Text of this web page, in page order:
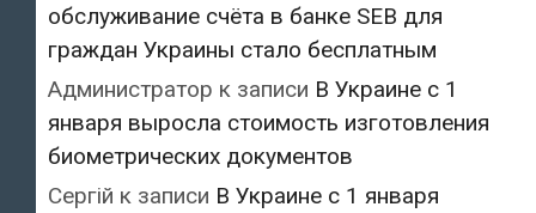
обслуживание счёта в банке SEB для
граждан Украины стало бесплатным
Администратор к записи В Украине с 1
января выросла стоимость изготовления
биометрических документов
Сергій к записи В Украине с 1 января